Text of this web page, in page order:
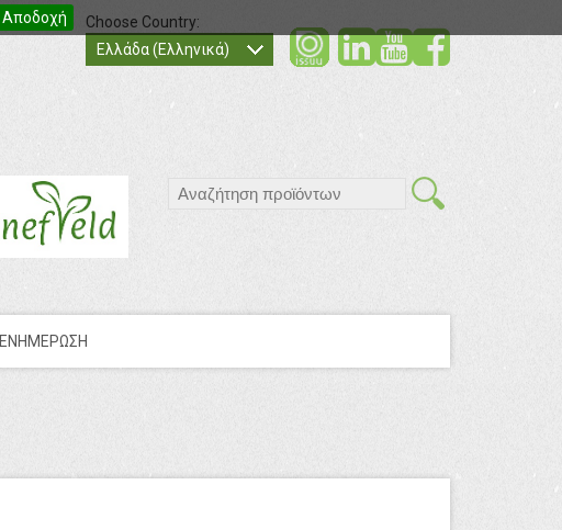
Αποδοχή
social
social
Choose Country:
Ελλάδα (Ελληνικά)
search
ΕΝΗΜΕΡΩΣΗ